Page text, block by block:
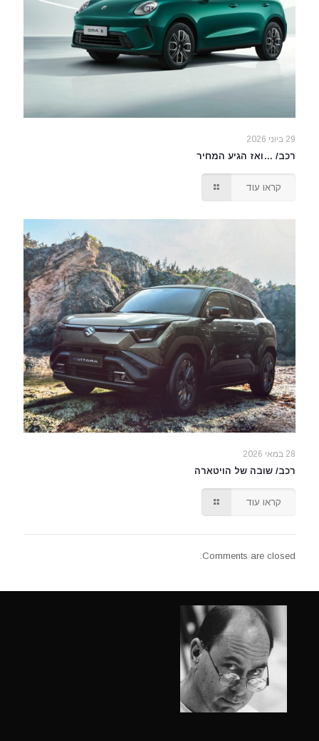
29 ביוני 2026
רכב/ …ואז הגיע המחיר
קראו עוד
28 במאי 2026
רכב/ שובה של הויטארה
קראו עוד
Comments are closed.